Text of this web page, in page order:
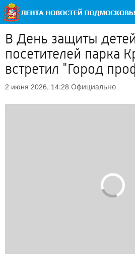
В День защиты
посетителей парка
встретил "Город
2 июня 2026, 14:28 Официально